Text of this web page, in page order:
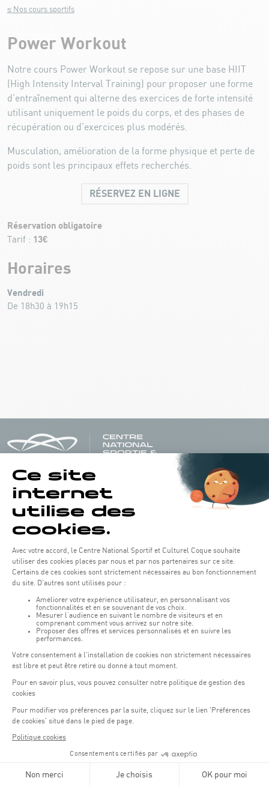
≤ Nos cours sportifs
Power Workout
Notre cours Power Workout se repose sur une base HIIT
(High Intensity Interval Training) pour proposer une forme
d’entraînement qui alterne des exercices de forte intensité
utilisant uniquement le poids du corps, et des phases de
récupération ou d’exercices plus modérés.
Musculation, amélioration de la forme physique et perte de
poids sont les principaux effets recherchés.
RÉSERVEZ EN LIGNE
Réservation obligatoire
Tarif : 13€
Horaires
Vendredi
De 18h30 à 19h15
Lundi - vendredi : 06h30 - 22h00
Weekend : 07h30 - 19h00
Pensez à vous informer des horaires d'ouverture de chaque activité.
Accès :
COQUE • 2 rue Léon Hengen, Luxembourg (L-1745)
(1)Parking Coque: payant -
3 heures offertes pour les
Pendant les jours d'événements à la Coque, les places de parkings sont
restreintes. Veuillez privilégier les transports en commun dans la mesure du